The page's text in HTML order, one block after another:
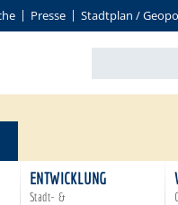
Presse Stadtplan /
ENTWICKLUNG
Stadt- &